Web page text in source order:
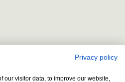
Privacy policy
our visitor data, to improve our website,